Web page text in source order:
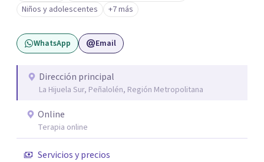
cuidando siempre un encuadre seguro, respetuoso y a tu
ritmo. Atiendo principalmente en modalidad online y
también presencial en Santiago, según disponibilidad.
Niños y adolescentes
+7 más
WhatsApp Email
Dirección principal
La Hijuela Sur, Peñalolén, Región Metropolitana
Online
Terapia online
Servicios y precios